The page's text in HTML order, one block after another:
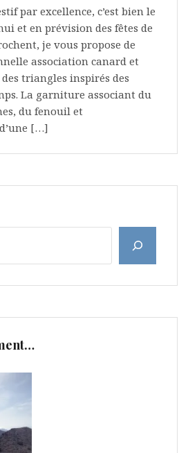
par excellence, c’est bien le
et en prévision des fêtes de
je vous propose de
association canard et
triangles inspirés des
La garniture associant du
du fenouil et
[…]